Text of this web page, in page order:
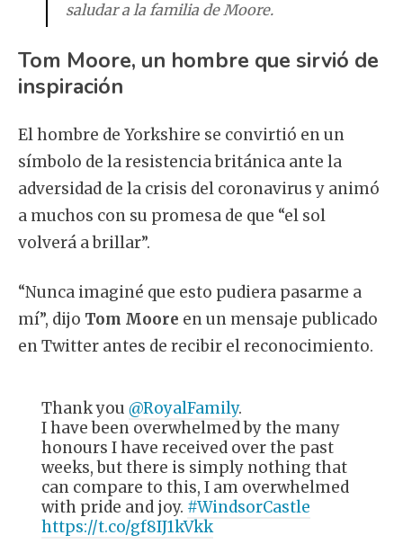
saludar a la familia de Moore.
Tom Moore, un hombre que sirvió de
inspiración
El hombre de Yorkshire se convirtió en un
símbolo de la resistencia británica ante la
adversidad de la crisis del coronavirus y animó
a muchos con su promesa de que “el sol
volverá a brillar”.
“Nunca imaginé que esto pudiera pasarme a
mí”, dijo Tom Moore en un mensaje publicado
en Twitter antes de recibir el reconocimiento.
Thank you @RoyalFamily.
I have been overwhelmed by the many
honours I have received over the past
weeks, but there is simply nothing that
can compare to this, I am overwhelmed
with pride and joy. #WindsorCastle
https://t.co/gf8IJ1kVkk